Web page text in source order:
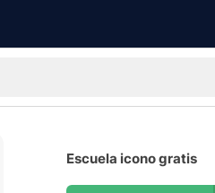
Escuela icono gratis